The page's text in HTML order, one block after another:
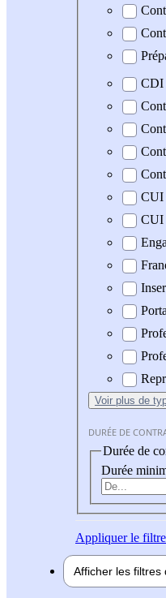
CDI
CUI
CUI
Voir plus de
DURÉE DE
Durée de
Durée
Appliquerle filtre
Afficher les filtres